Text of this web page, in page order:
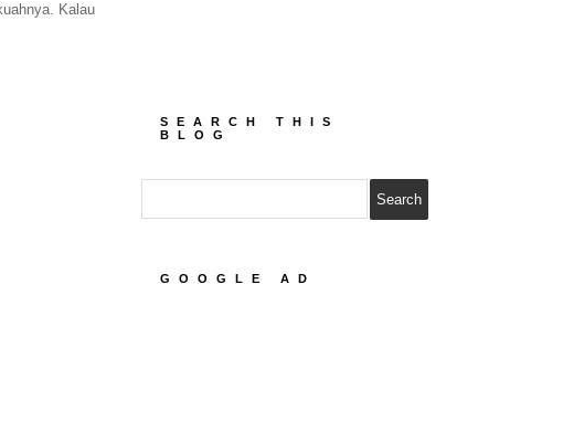
Kalau
SEARCH THIS
BLOG
GOOGLE AD